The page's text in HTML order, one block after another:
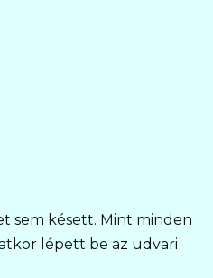
sem késett. Mint minden
lépett be az udvari